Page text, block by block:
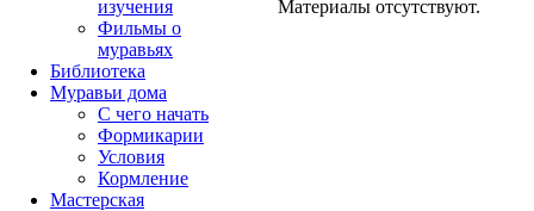
Материалы отсутствуют.
изучения
Фильмы о
муравьях
Библиотека
Муравьи дома
С чего начать
Формикарии
Условия
Кормление
Мастерская